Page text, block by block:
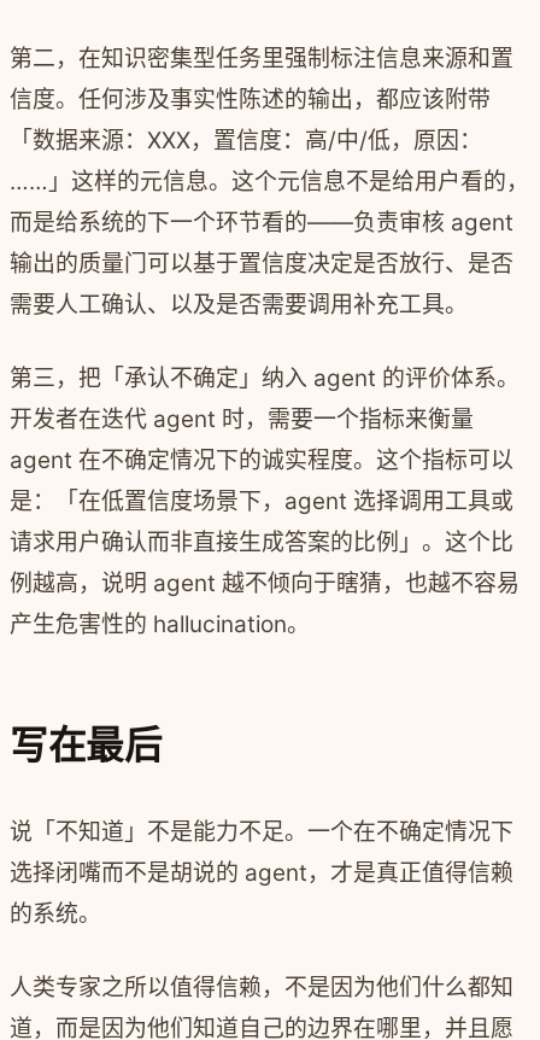
第二，在知识密集型任务里强制标注信息来源和置
信度。任何涉及事实性陈述的输出，都应该附带
「数据来源：XXX，置信度：高/中/低，原因：
……」这样的元信息。这个元信息不是给用户看的，
而是给系统的下一个环节看的——负责审核 agent
输出的质量门可以基于置信度决定是否放行、是否
需要人工确认、以及是否需要调用补充工具。
第三，把「承认不确定」纳入 agent 的评价体系。
开发者在迭代 agent 时，需要一个指标来衡量
agent 在不确定情况下的诚实程度。这个指标可以
是：「在低置信度场景下，agent 选择调用工具或
请求用户确认而非直接生成答案的比例」。这个比
例越高，说明 agent 越不倾向于瞎猜，也越不容易
产生危害性的 hallucination。
写在最后
说「不知道」不是能力不足。一个在不确定情况下
选择闭嘴而不是胡说的 agent，才是真正值得信赖
的系统。
人类专家之所以值得信赖，不是因为他们什么都知
道，而是因为他们知道自己的边界在哪里，并且愿